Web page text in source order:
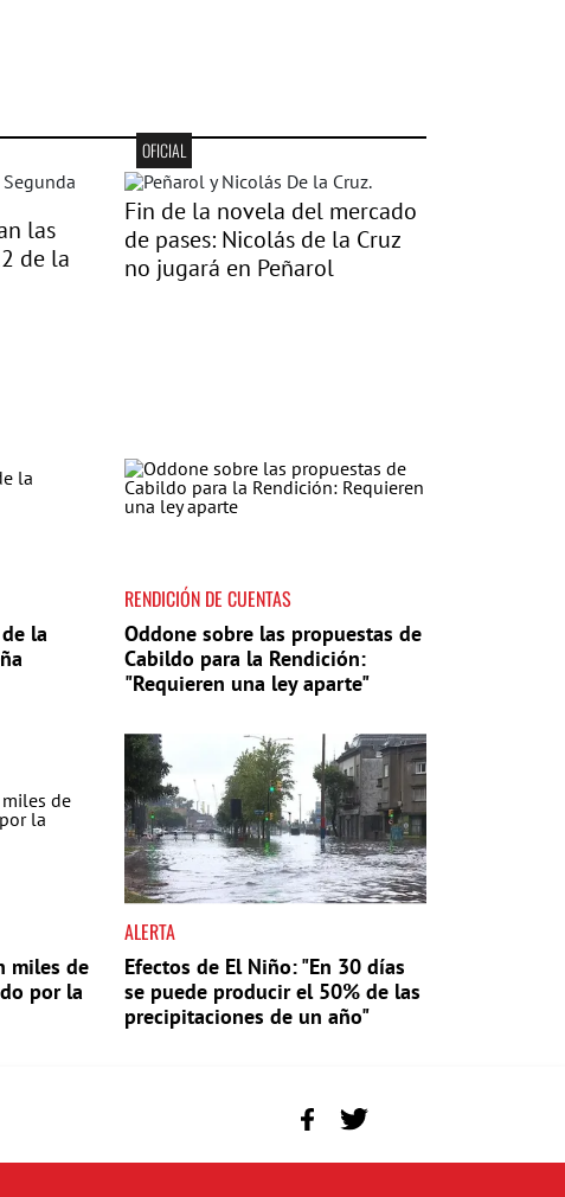
las
de la
OFICIAL
Fin de la novela del mercado
de pases: Nicolás de la Cruz
no jugará en Peñarol
la
RENDICIÓN DE CUENTAS
Oddone sobre las propuestas de
Cabildo para la Rendición:
"Requieren una ley aparte"
miles de
por la
ALERTA
Efectos de El Niño: "En 30 días
se puede producir el 50% de las
precipitaciones de un año"